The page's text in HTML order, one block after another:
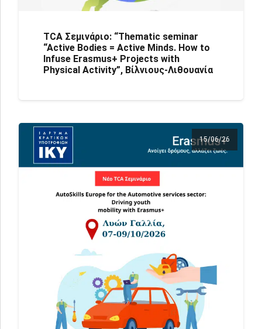
TCA Σεμινάριο: “Τhematic seminar
“Active Bodies = Active Minds. How to
Infuse Erasmus+ Projects with
Physical Activity”, Βίλνιους-Λιθουανία
15/06/26